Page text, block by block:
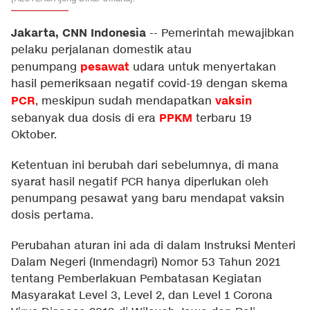
Jakarta, CNN Indonesia -- Pemerintah mewajibkan
pelaku perjalanan domestik atau
penumpang pesawat udara untuk menyertakan
hasil pemeriksaan negatif covid-19 dengan skema
PCR, meskipun sudah mendapatkan vaksin
sebanyak dua dosis di era PPKM terbaru 19
Oktober.
Ketentuan ini berubah dari sebelumnya, di mana
syarat hasil negatif PCR hanya diperlukan oleh
penumpang pesawat yang baru mendapat vaksin
dosis pertama.
Perubahan aturan ini ada di dalam Instruksi Menteri
Dalam Negeri (Inmendagri) Nomor 53 Tahun 2021
tentang Pemberlakuan Pembatasan Kegiatan
Masyarakat Level 3, Level 2, dan Level 1 Corona